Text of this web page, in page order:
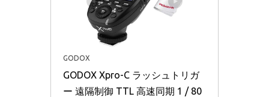
GODOX
GODOX Xpro-C ラッシュトリガ
ー 遠隔制御 TTL 高速同期 1 / 80